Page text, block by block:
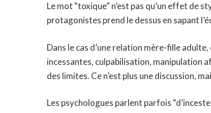
Le mot “toxique” n’est pas qu’un effet de
protagonistes prend le dessus en sapant
Dans le cas d’une relation mère-fille
incessantes, culpabilisation, manipulation
des limites. Ce n’est plus une discussion,
Les psychologues parlent parfois